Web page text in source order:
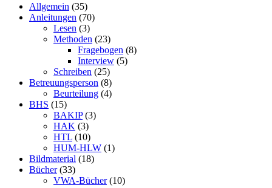
Allgemein (35)
Anleitungen (70)
Lesen (3)
Methoden (23)
Fragebogen (8)
Interview (5)
Schreiben (25)
Betreuungsperson (8)
Beurteilung (4)
BHS (15)
BAKIP(3)
HAK (3)
HTL (10)
HUM-HLW (1)
Bildmaterial (18)
Bücher(33)
VWA-Bücher(10)